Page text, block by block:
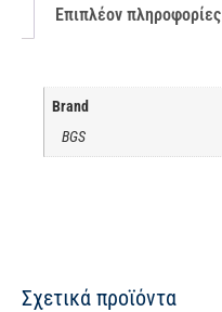
Επιπλέον πληροφορίες
Brand
BGS
Σχετικά προϊόντα